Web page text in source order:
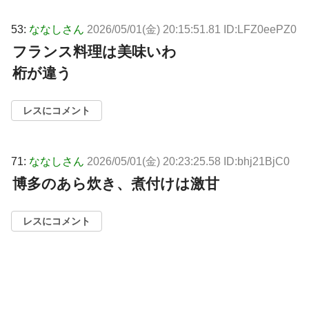
53: ななしさん 2026/05/01(金) 20:15:51.81 ID:LFZ0eePZ0
フランス料理は美味いわ
桁が違う
レスにコメント
71: ななしさん 2026/05/01(金) 20:23:25.58 ID:bhj21BjC0
博多のあら炊き、煮付けは激甘
レスにコメント